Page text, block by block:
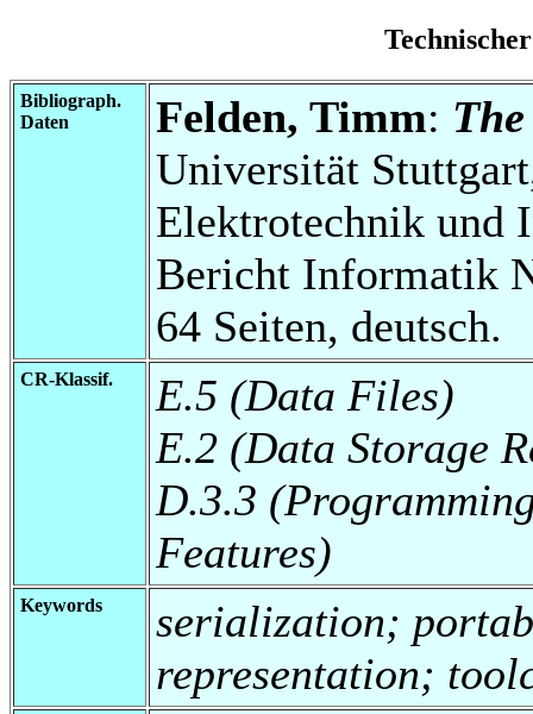
Bibliograph.
Daten
Felden, Timm:
Universität
Elektrotechnik und
Bericht Informatik
64 Seiten, deutsch.
CR-Klassif.
E.5 (Data Files)
E.2 (Data Storage
D.3.3
Features)
Keywords
serialization;
representation;